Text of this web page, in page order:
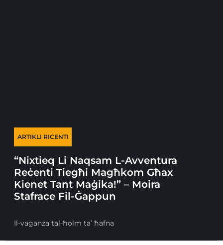
ARTIKLI RICENTI
“Nixtieq Li Naqsam L-Avventura
Reċenti Tiegħi Magħkom Għax
Kienet Tant Maġika!” – Moira
Stafrace Fil-Ġappun
Il-vaganza tal-ħolm ta’ ħafna